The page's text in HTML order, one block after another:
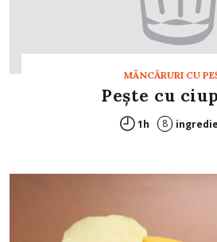
MÂNCĂRURI CU
Peşte cu
1h 8